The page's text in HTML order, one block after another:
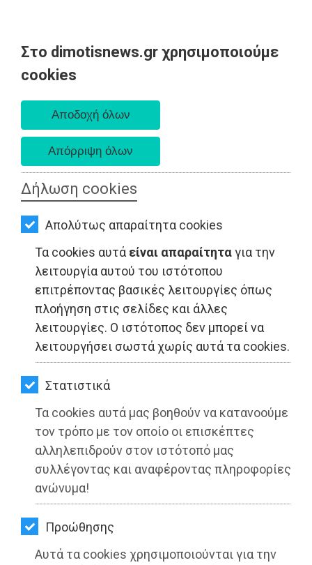
Στο dimotisnews.gr χρησιμοποιούμε
cookies
Δήλωση cookies
Απολύτως απαραίτητα cookies
Τα cookies αυτά είναι απαραίτηταγια την
λειτουργία αυτού του ιστότοπου
επιτρέποντας βασικές λειτουργίες όπως
πλοήγηση στις σελίδες και άλλες
λειτουργίες. Ο ιστότοπος δεν μπορεί να
λειτουργήσει σωστά χωρίς αυτά τα cookies.
Στατιστικά
Τα cookies αυτά μας βοηθούν να κατανοούμε
τον τρόπο με τον οποίο οι επισκέπτες
αλληλεπιδρούν στον ιστότοπό μας
συλλέγοντας και αναφέροντας πληροφορίες
ανώνυμα!
Προώθησης
Αυτά τα cookies χρησιμοποιούνται για την
AΡΧΙΚΗ
ΕΙΔΗΣΕΙΣ
ΠΟΛΙΤΙΚΗ
ΤΟΠΙΚΗ
ΑΥΤΟΔΙΟΙΚΗΣΗ
ΟΙΚΟΝΟΜΙΑ
ΑΘΛΗΤΙΣΜΟΣ
ΠΟΛΙΤΙΣΜΟΣ
ΣΠΙΤΙ-
ΚΗΠΟΣ
ΥΓΕΙΑ
LIFESTYLE
ΤΑΞΙΔΙΑ
ΕΞΟΔΟΣ
ΠΕΡΙΒΑΛΛΟΝ
ΚΑΤΟΙΚΙΔΙΟ
ΑΓΓΕΛΙΕΣ
ΠΟΛΙΤΙΚΗ - Ανατολική Αττική
Ανακοινώθηκε η υποψηφιότητα του
Στέλιου Πέτσα στην Ανατολική
Αττική
Διαβάστηκε 3428 φορές